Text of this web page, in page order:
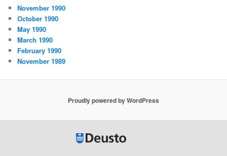
November 1990
October 1990
May 1990
March 1990
February 1990
November 1989
Proudly powered by WordPress